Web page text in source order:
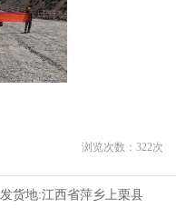
浏览次数： 322次
发货地:江西省萍乡上栗县